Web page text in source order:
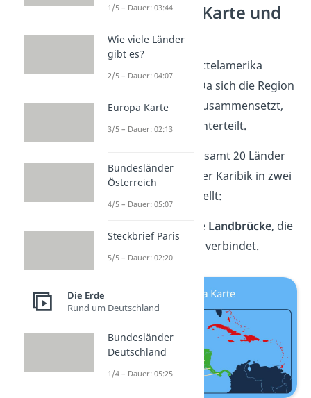
Mittelamerika Karte und
Länder
gehören zu Mittelamerika
20 Länder. Da sich die Region
aus zwei Abschnitten zusammensetzt,
sind auch die Länder unterteilt.
Wir haben dir die insgesamt 20 Länder
Zentralamerikas und der Karibik in zwei
zusammengestellt:
ist eine Landbrücke, die
Nord- und Südamerika verbindet.
1/5 – Dauer: 03:44
Wie viele Länder
gibt es?
2/5 – Dauer: 04:07
Europa Karte
3/5 – Dauer: 02:13
Bundesländer
Österreich
4/5 – Dauer: 05:07
Steckbrief Paris
5/5 – Dauer: 02:20
Die Erde
Rund um Deutschland
Bundesländer
Deutschland
1/4 – Dauer: 05:25